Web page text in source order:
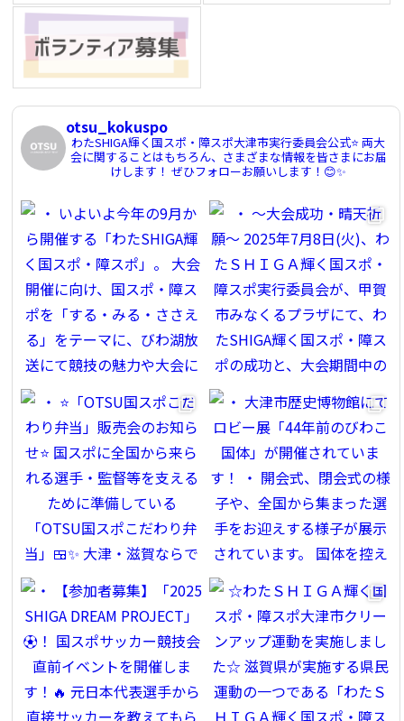
otsu_kokuspo
わたSHIGA輝く国スポ・障スポ大津市実行委員会公式⭐️両大
会に関することはもちろん、さまざまな情報を皆さまにお届
けします！ ぜひフォローお願いします！😊✨